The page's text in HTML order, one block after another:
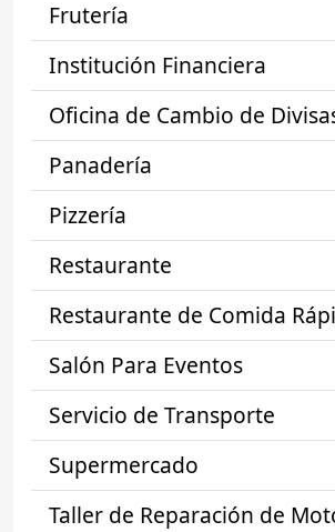
Frutería
Institución Financiera
Oficina de Cambio de
Panadería
Pizzería
Restaurante
Restaurante de Comida
Salón Para Eventos
Servicio de Transporte
Supermercado
Taller de Reparación de